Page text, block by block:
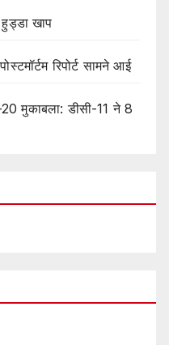
खाप
रिपोर्ट सामने आई
मुकाबला: डीसी-11 ने 8